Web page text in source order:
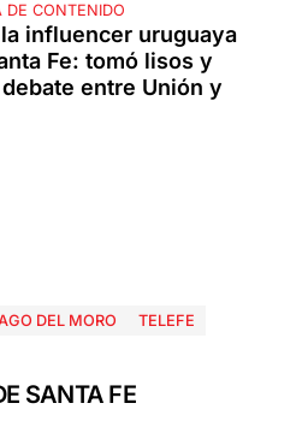
DE CONTENIDO
influencer uruguaya
Fe: tomó lisos y
entre Unión y
DEL MORO TELEFE
SANTA FE